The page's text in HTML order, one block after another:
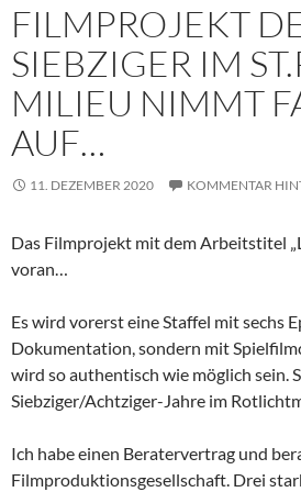
FILMPROJEKT
SIEBZIGER IM
MILIEU NIMMT
AUF…
11. DEZEMBER 2020 KOMMENTAR
Das Filmprojekt mit dem Arbeitstitel
voran…
Es wird vorerst eine Staffel mit sechs
Dokumentation, sondern mit
wird so authentisch wie möglich sein.
Siebziger/Achtziger-Jahre im
Ich habe einen Beratervertrag und
Filmproduktionsgesellschaft. Drei